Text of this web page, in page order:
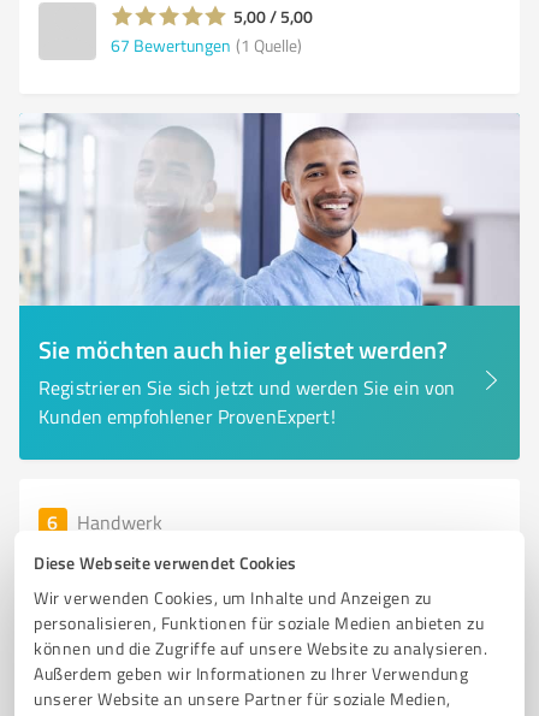
Diese Webseite verwendet Cookies
Wir verwenden Cookies, um Inhalte und Anzeigen zu
personalisieren, Funktionen für soziale Medien anbieten zu
können und die Zugriffe auf unsere Website zu analysieren.
Außerdem geben wir Informationen zu Ihrer Verwendung
unserer Website an unsere Partner für soziale Medien,
5,00 / 5,00
67 Bewertungen (1 Quelle)
Sie möchten auch hier gelistet werden?
Registrieren Sie sich jetzt und werden Sie ein von
Kunden empfohlener ProvenExpert!
6 Handwerk
Jeremias Aytekin
Klavierbauer & Klavierstimmer
KLAVIERSTIMMUNGEN
AUFNAHMEBETREUUNG REPARATURWERKSTATT